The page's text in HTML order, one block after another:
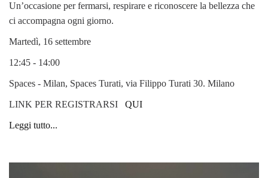
Un’occasione per fermarsi, respirare e riconoscere la bellezza che
ci accompagna ogni giorno.
Martedì, 16 settembre
12:45 - 14:00
Spaces - Milan, Spaces Turati, via Filippo Turati 30. Milano
LINK PER REGISTRARSI QUI
Leggi tutto...